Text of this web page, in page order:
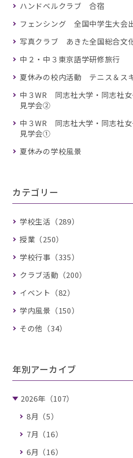
ハンドベルクラブ 合宿
フェンシング 全国中学生大会
写真クラブ あきた全国総合文
中２・中３東京語学研修旅行
夏休みの校内活動 テニス＆ス
中３WR 同志社大学・同志社
見学会②
中３WR 同志社大学・同志社
見学会①
夏休みの学校風景
カテゴリー
学校生活（289）
授業（250）
学校行事（335）
クラブ活動（200）
イベント（82）
学内風景（150）
その他（34）
年別アーカイブ
2026年（107）
8月（5）
7月（16）
6月（16）